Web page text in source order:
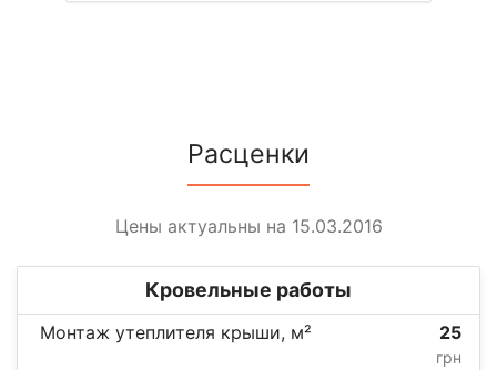
Расценки
Цены актуальны на 15.03.2016
Кровельные работы
Монтаж утеплителя крыши, м² 25
грн